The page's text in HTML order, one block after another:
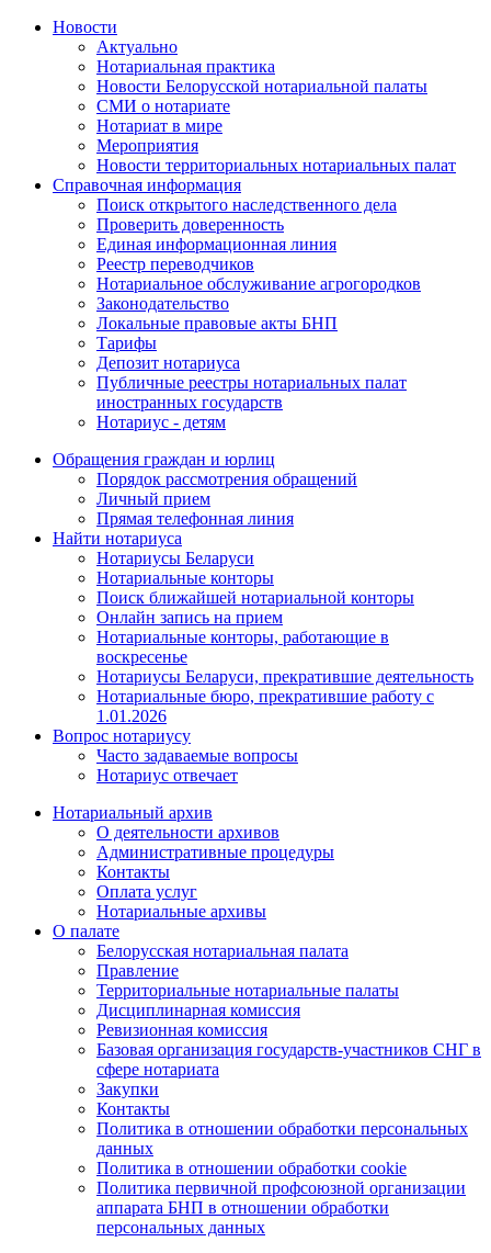
Новости
Актуально
Нотариальная практика
Новости Белорусской нотариальной палаты
СМИ о нотариате
Нотариат в мире
Мероприятия
Новости территориальных нотариальных палат
Справочная информация
Поиск открытого наследственного дела
Проверить доверенность
Единая информационная линия
Реестр переводчиков
Нотариальное обслуживание агрогородков
Законодательство
Локальные правовые акты БНП
Тарифы
Депозит нотариуса
Публичные реестры нотариальных палат
иностранных государств
Нотариус - детям
Обращения граждан и юрлиц
Порядок рассмотрения обращений
Личный прием
Прямая телефонная линия
Найти нотариуса
Нотариусы Беларуси
Нотариальные конторы
Поиск ближайшей нотариальной конторы
Онлайн запись на прием
Нотариальные конторы, работающие в
воскресенье
Нотариусы Беларуси, прекратившие деятельность
Нотариальные бюро, прекратившие работу с
1.01.2026
Вопрос нотариусу
Часто задаваемые вопросы
Нотариус отвечает
Нотариальный архив
О деятельности архивов
Административные процедуры
Контакты
Оплата услуг
Нотариальные архивы
О палате
Белорусская нотариальная палата
Правление
Территориальные нотариальные палаты
Дисциплинарная комиссия
Ревизионная комиссия
Базовая организация государств-участников СНГ в
сфере нотариата
Закупки
Контакты
Политика в отношении обработки персональных
данных
Политика в отношении обработки cookie
Политика первичной профсоюзной организации
аппарата БНП в отношении обработки
персональных данных